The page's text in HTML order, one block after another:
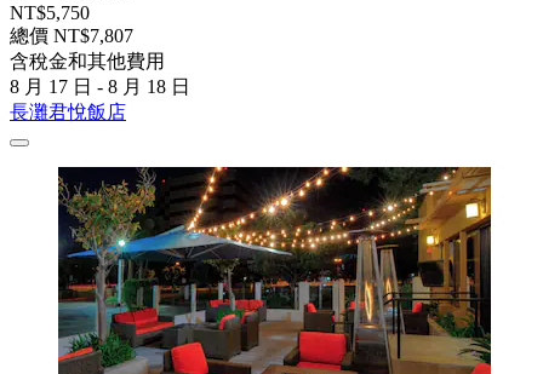
NT$5,750
總價 NT$7,807
含稅金和其他費用
8 月 17 日 - 8 月 18 日
長灘君悅飯店